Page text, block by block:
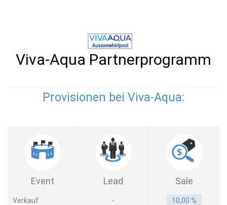
Viva-Aqua Partnerprogramm
Provisionen bei Viva-Aqua:
Event Lead Sale
Verkauf -
10,00 %